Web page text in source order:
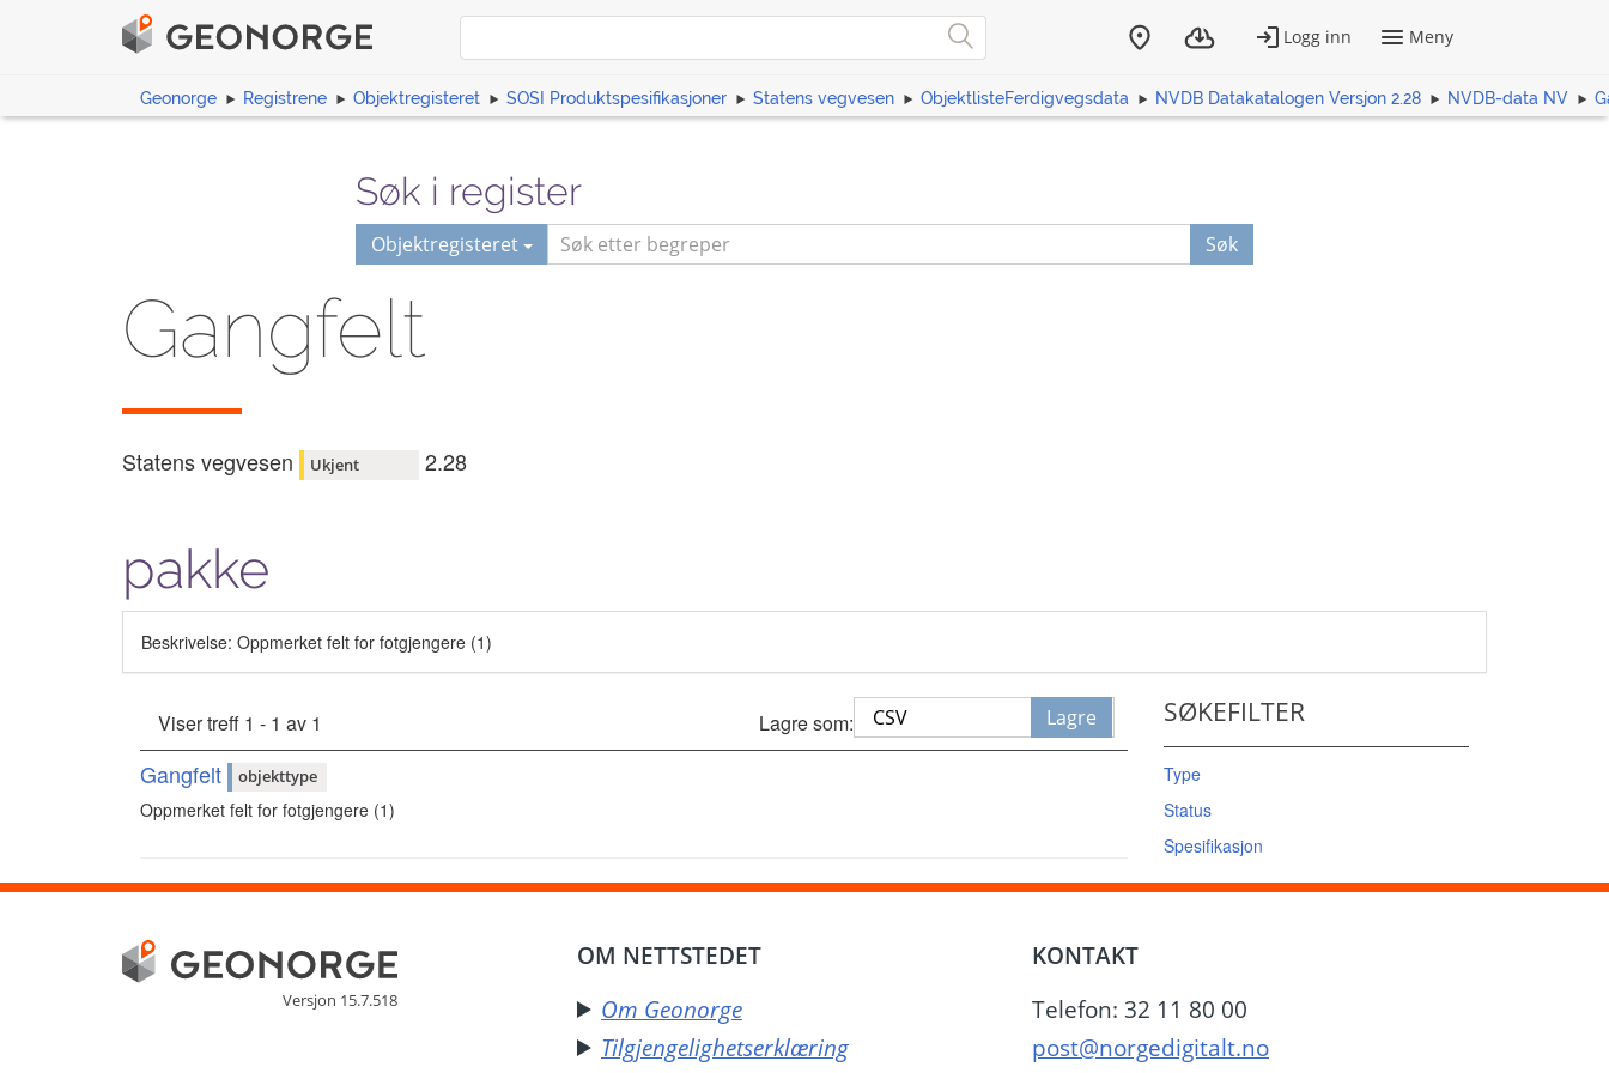
Geonorge Registrene Objektregisteret SOSI Produktspesifikasjoner Statens vegvesen ObjektlisteFerdigvegsdata NVDB Datakatalogen Versjon 2.28 NVDB-data NV
Søk i register
Objektregisteret Søk
Gangfelt
Statens vegvesen Ukjent 2.28
pakke
Beskrivelse: Oppmerket felt for fotgjengere (1)
Viser treff 1 - 1 av 1 Lagre som: Lagre
Gangfelt objekttype
Oppmerket felt for fotgjengere (1)
SØKEFILTER
Type
Status
Spesifikasjon